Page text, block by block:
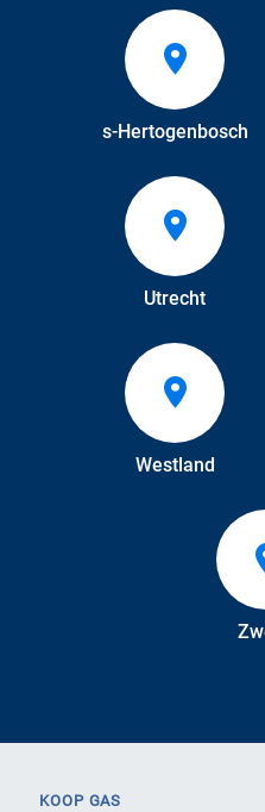
s-Hertogenbosch
Utrecht
Westland
KOOP GAS